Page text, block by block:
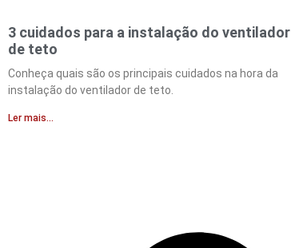
3 cuidados para a instalação do ventilador
de teto
Conheça quais são os principais cuidados na hora da
instalação do ventilador de teto.
Ler mais...